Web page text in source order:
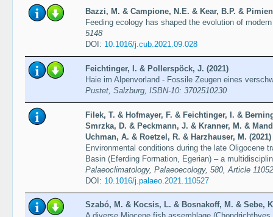
Bazzi, M. & Campione, N.E. & Kear, B.P. &
Feeding ecology has shaped the evolution of
5148
DOI: 10.1016/j.cub.2021.09.028
Feichtinger, I. & Pollerspöck, J. (2021)
Haie im Alpenvorland - Fossile Zeugen eines
Pustet, Salzburg, ISBN-10: ‎3702510230
Filek, T. & Hofmayer, F. & Feichtinger, I. &
Smrzka, D. & Peckmann, J. & Kranner, M. &
Uchman, A. & Roetzel, R. & Harzhauser, M. (2021)
Environmental conditions during the late Oligocene
Basin (Eferding Formation, Egerian) – a
Palaeoclimatology, Palaeoecology, 580, Article
DOI: 10.1016/j.palaeo.2021.110527
Szabó, M. & Kocsis, L. & Bosnakoff, M. & Sebe,